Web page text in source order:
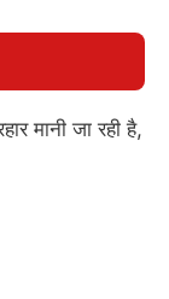
मानी जा रही है,